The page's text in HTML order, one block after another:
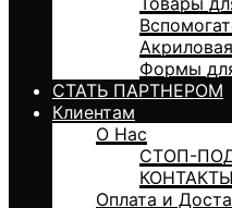
Формы
СТАТЬ ПАРТНЕРОМ
Клиентам
О Нас
СТОП-
КОНТАКТЫ
Оплата и